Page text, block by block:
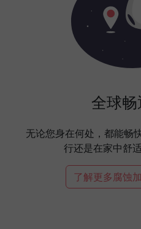
全球
无论您身在何处，都能畅
行还是在家中舒
了解更多腐蚀